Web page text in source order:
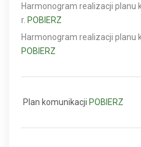
Harmonogram realizacji planu
r. POBIERZ
Harmonogram realizacji planu
POBIERZ
Plan komunikacji POBIERZ